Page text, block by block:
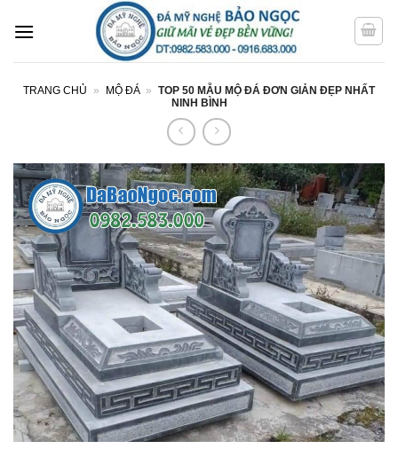
qua
TRANG CHỦ » MỘ ĐÁ » TOP 50 MẪU MỘ ĐÁ ĐƠN GIẢN ĐẸP NHẤT
NINH BÌNH